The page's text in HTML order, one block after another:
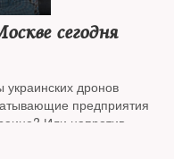
сегодня
дронов
предприятия
Или напротив,
надо ждать